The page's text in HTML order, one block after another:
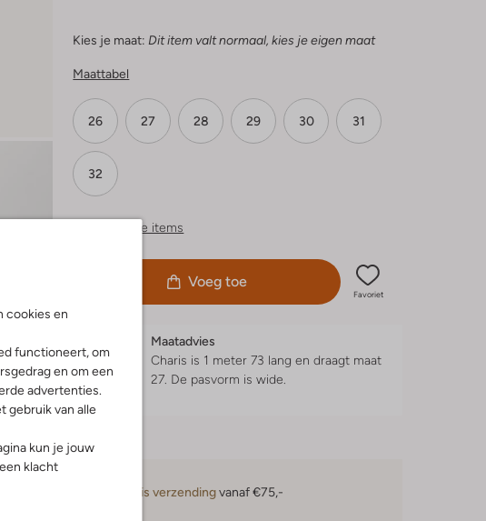
cookies en
functioneert, om
en om een
advertenties.
gebruik van alle
kun je jouw
klacht
Kies je maat: Dit item valt normaal, kies je eigen maat
Maattabel
26 27 28 29 30 31
32
Vergelijkbare items
Voeg toe
Favoriet
Maatadvies
Charis is 1 meter 73 lang en draagt maat
27. De pasvorm iswide.
Gratis verzendingvanaf €75,-